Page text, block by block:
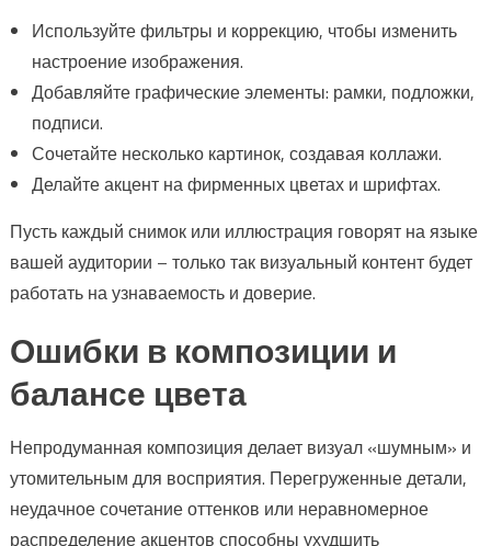
Используйте фильтры и коррекцию, чтобы изменить
настроение изображения.
Добавляйте графические элементы: рамки, подложки,
подписи.
Сочетайте несколько картинок, создавая коллажи.
Делайте акцент на фирменных цветах и шрифтах.
Пусть каждый снимок или иллюстрация говорят на языке
вашей аудитории – только так визуальный контент будет
работать на узнаваемость и доверие.
Ошибки в композиции и
балансе цвета
Непродуманная композиция делает визуал «шумным» и
утомительным для восприятия. Перегруженные детали,
неудачное сочетание оттенков или неравномерное
распределение акцентов способны ухудшить